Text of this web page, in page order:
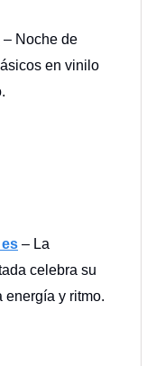
– Noche de
en vinilo
– La
celebra su
energía y ritmo.